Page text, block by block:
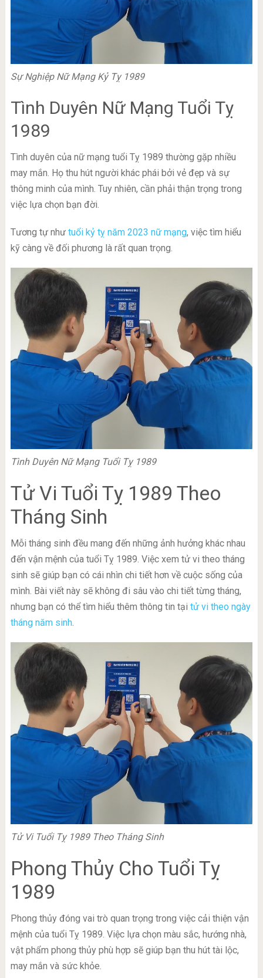
Sự Nghiệp Nữ Mạng Kỷ Tỵ 1989
Tình Duyên Nữ Mạng Tuổi Tỵ
1989
Tình duyên của nữ mạng tuổi Tỵ 1989 thường gặp nhiều
may mắn. Họ thu hút người khác phái bởi vẻ đẹp và sự
thông minh của mình. Tuy nhiên, cần phải thận trọng trong
việc lựa chọn bạn đời.
Tương tự như tuổi kỷ tỵ năm 2023 nữ mạng, việc tìm hiểu
kỹ càng về đối phương là rất quan trọng.
Tình Duyên Nữ Mạng Tuổi Tỵ 1989
Tử Vi Tuổi Tỵ 1989 Theo
Tháng Sinh
Mỗi tháng sinh đều mang đến những ảnh hưởng khác nhau
đến vận mệnh của tuổi Tỵ 1989. Việc xem tử vi theo tháng
sinh sẽ giúp bạn có cái nhìn chi tiết hơn về cuộc sống của
mình. Bài viết này sẽ không đi sâu vào chi tiết từng tháng,
nhưng bạn có thể tìm hiểu thêm thông tin tại tử vi theo ngày
tháng năm sinh.
Tử Vi Tuổi Tỵ 1989 Theo Tháng Sinh
Phong Thủy Cho Tuổi Tỵ
1989
Phong thủy đóng vai trò quan trọng trong việc cải thiện vận
mệnh của tuổi Tỵ 1989. Việc lựa chọn màu sắc, hướng nhà,
vật phẩm phong thủy phù hợp sẽ giúp bạn thu hút tài lộc,
may mắn và sức khỏe.